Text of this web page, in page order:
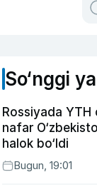
So‘nggi
Rossiyada
nafar
halok bo‘ldi
Bugun, 19:01